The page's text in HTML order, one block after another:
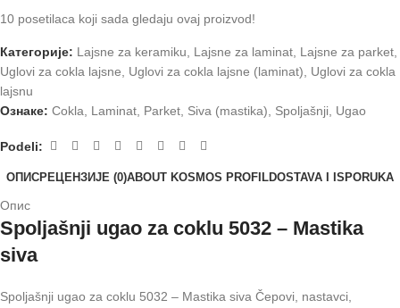
10 posetilaca koji sada gledaju ovaj proizvod!
Категорије: Lajsne za keramiku, Lajsne za laminat, Lajsne za parket,
Uglovi za cokla lajsne, Uglovi za cokla lajsne (laminat), Uglovi za cokla
lajsnu
Ознаке: Cokla, Laminat, Parket, Siva (mastika), Spoljašnji, Ugao
Podeli:
ОПИСРЕЦЕНЗИЈЕ (0)ABOUT KOSMOS PROFILDOSTAVA I ISPORUKA
Опис
Spoljašnji ugao za coklu 5032 – Mastika
siva
Spoljašnji ugao za coklu 5032 – Mastika siva Čepovi, nastavci,